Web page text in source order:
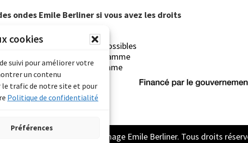
cookies
suivi pour améliorer votre
un contenu
le trafic de notre site et pour
Politique de confidentialité
Préférences
ondes Emile Berliner si vous avez les droits
Berliner sont rendues possibles
et Archives Canada (Programme
et du Programme
au patrimoine).
© 2026 Archive son et image Emile Berliner. Tous droits